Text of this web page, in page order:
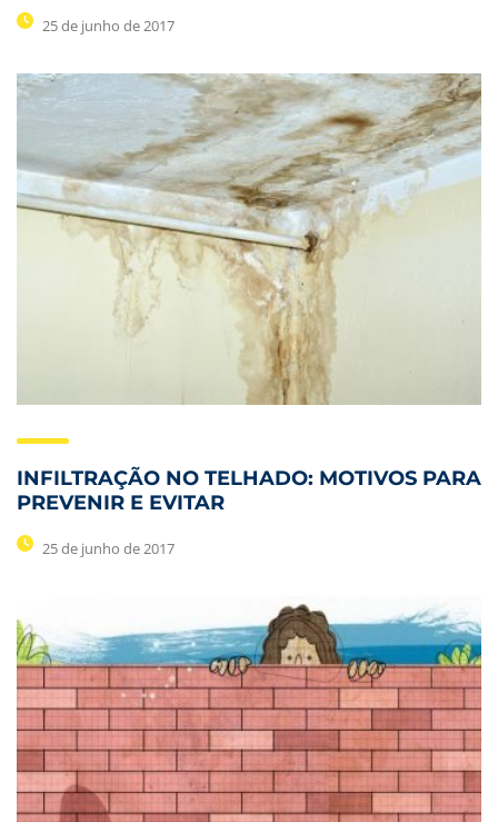
25 de junho de 2017
INFILTRAÇÃO NO TELHADO: MOTIVOS PARA
PREVENIR E EVITAR
25 de junho de 2017